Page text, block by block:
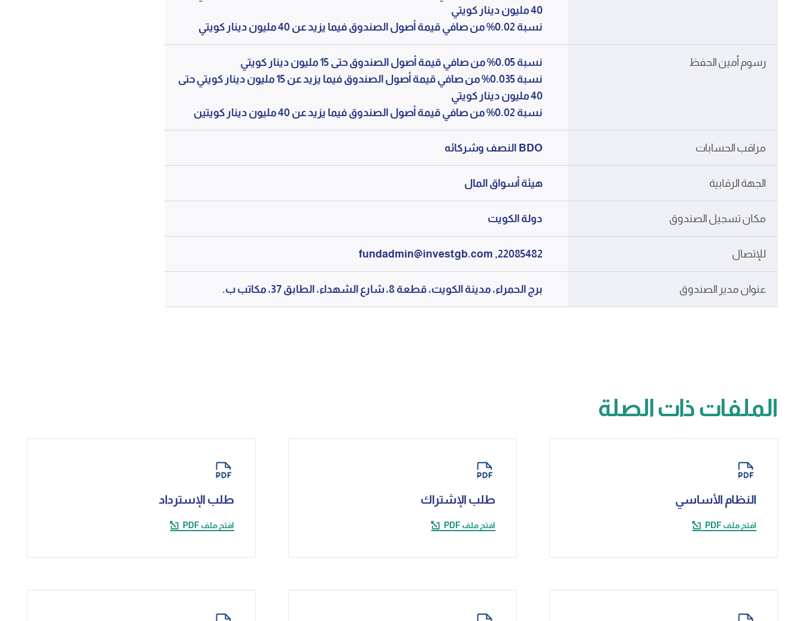
40 مليون دينار كويتي
نسبة 0.02% من صافي قيمة أصول الصندوق فيما يزيد عن 40 مليون دينار كويتي
رسوم أمين الحفظ
نسبة 0.05% من صافي قيمة أصول الصندوق حتى 15 مليون دينار كويتي
نسبة 0.035% من صافي قيمة أصول الصندوق فيما يزيد عن 15 مليون دينار كويتي حتى
40 مليون دينار كويتي
نسبة 0.02% من صافي قيمة أصول الصندوق فيما يزيد عن 40 مليون دينار كويتين
مراقب الحسابات BDO النصف وشركائه
الجهة الرقابية هيئة أسواق المال
مكان تسجيل الصندوق دولة الكويت
للإتصال 22085482, fundadmin@investgb.com
عنوان مدير الصندوق برج الحمراء، مدينة الكويت، قطعة 8، شارع الشهداء، الطابق 37، مكاتب ب.
الملفات ذات الصلة
النظام الأساسي
افتح ملف PDF
طلب الإشتراك
افتح ملف PDF
طلب الإسترداد
افتح ملف PDF